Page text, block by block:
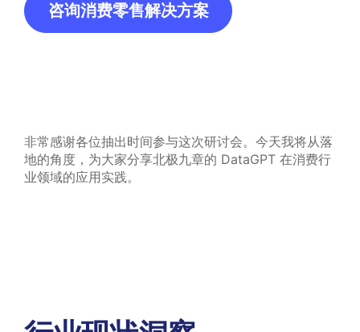
咨询消费零售解决方案
非常感谢各位抽出时间参与这次研讨会。今天我将从落
地的角度，为大家分享北极九章的 DataGPT 在消费行
业领域的应用实践。